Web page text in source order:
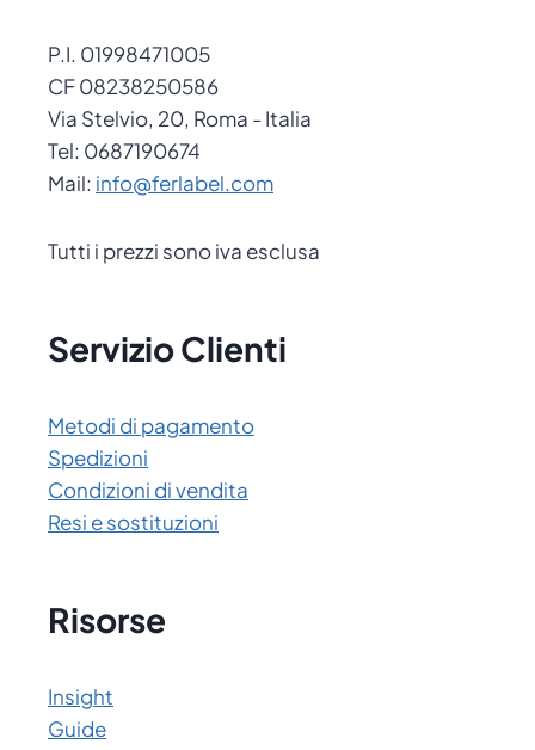
P.I. 01998471005
CF 08238250586
Via Stelvio, 20, Roma - Italia
Tel: 0687190674
Mail: info@ferlabel.com
Tutti i prezzi sono iva esclusa
Servizio Clienti
Metodi di pagamento
Spedizioni
Condizioni di vendita
Resi e sostituzioni
Risorse
Insight
Guide